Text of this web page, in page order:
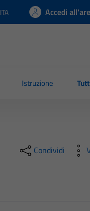
Lingua attiva:
ITA Accedi
Istruzione
Condividi